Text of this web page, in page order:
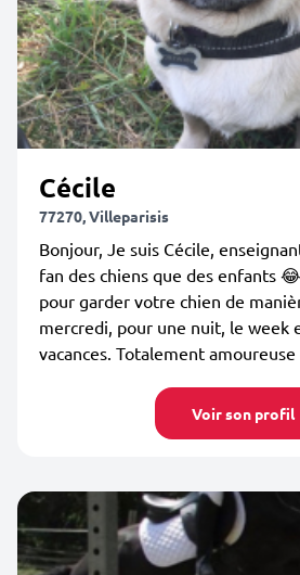
Cécile
77270, Villeparisis
Bonjour, Je suis Cécile,
fan des chiens que des enfants
pour garder votre chien de
mercredi, pour une nuit, le week
vacances. Totalement amoureuse
Voir son profil